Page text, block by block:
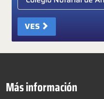
VES
Más información